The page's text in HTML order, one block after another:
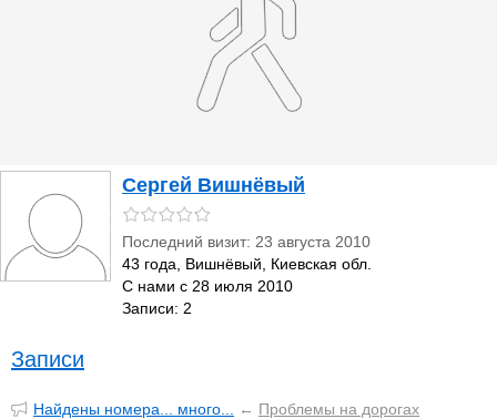
Сергей Вишнёвый
Последний визит: 23 августа 2010
43 года, Вишнёвый, Киевская обл.
С нами с 28 июля 2010
Записи: 2
Записи
Найдены номера... много... ← Проблемы на дорогах